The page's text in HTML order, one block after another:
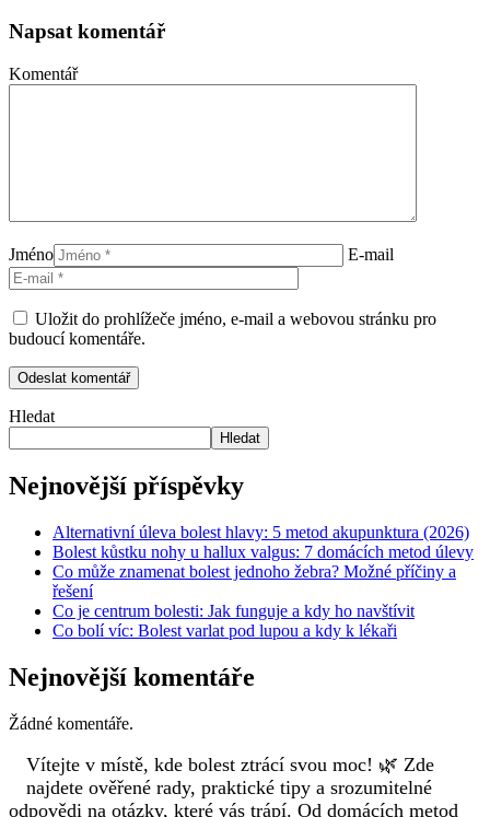
Napsat komentář
Komentář
Jméno E-mail
Uložit do prohlížeče jméno, e-mail a webovou stránku pro
budoucí komentáře.
Hledat
Hledat
Nejnovější příspěvky
Alternativní úleva bolest hlavy: 5 metod akupunktura (2026)
Bolest kůstku nohy u hallux valgus: 7 domácích metod úlevy
Co může znamenat bolest jednoho žebra? Možné příčiny a
řešení
Co je centrum bolesti: Jak funguje a kdy ho navštívit
Co bolí víc: Bolest varlat pod lupou a kdy k lékaři
Nejnovější komentáře
Žádné komentáře.
Vítejte v místě, kde bolest ztrácí svou moc! 🌿 Zde
najdete ověřené rady, praktické tipy a srozumitelné
odpovědi na otázky, které vás trápí. Od domácích metod